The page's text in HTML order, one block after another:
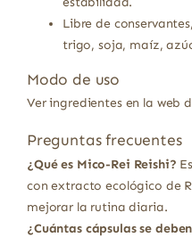
Libre de
trigo, soja, maíz,
Modo de uso
Ver ingredientes en la web
Preguntas frecuentes
¿Qué es Mico-Rei Reishi?
con extracto ecológico de
mejorar la rutina diaria.
¿Cuántas cápsulas se